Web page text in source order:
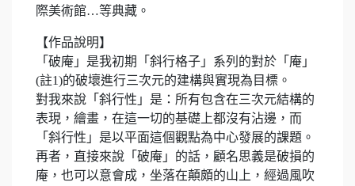
際美術館…等典藏。
【作品說明】
「破庵」是我初期「斜行格子」系列的對於「庵」
(註1)的破壞進行三次元的建構與實現為目標。
對我來說「斜行性」是：所有包含在三次元結構的
表現，繪畫，在這一切的基礎上都沒有沾邊，而
「斜行性」是以平面這個觀點為中心發展的課題。
再者，直接來說「破庵」的話，顧名思義是破損的
庵，也可以意會成，坐落在顛頗的山上，經過風吹